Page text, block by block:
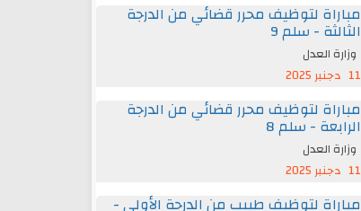
مباراة لتوظيف محرر قضائي من الدرجة
الثالثة - سلم 9
وزارة العدل
11 دجنبر 2025
مباراة لتوظيف محرر قضائي من الدرجة
الرابعة - سلم 8
وزارة العدل
11 دجنبر 2025
مباراة لتوظيف طبيب من الدرجة الأولى -